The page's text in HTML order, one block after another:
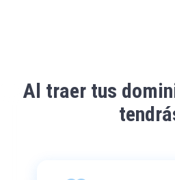
Al traer tus